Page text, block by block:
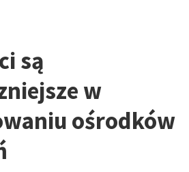
są
w
ośrodków